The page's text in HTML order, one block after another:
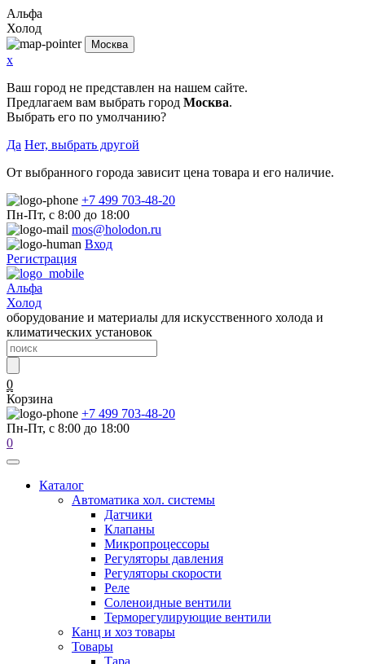
Альфа
Холод
Москва
x
Ваш город не представлен на нашем сайте.
Предлагаем вам выбрать город Москва.
Выбрать его по умолчанию?
Да Нет, выбрать другой
От выбранного города зависит цена товара и его наличие.
+7 499 703-48-20
Пн-Пт, с 8:00 до 18:00
mos@holodon.ru
Вход
Регистрация
Альфа
Холод
оборудование и материалы для искусственного холода и
климатических установок
0
Корзина
+7 499 703-48-20
Пн-Пт, с 8:00 до 18:00
0
Каталог
Автоматика хол. системы
Датчики
Клапаны
Микропроцессоры
Регуляторы давления
Регуляторы скорости
Реле
Соленоидные вентили
Терморегулирующие вентили
Канц и хоз товары
Товары
Тара